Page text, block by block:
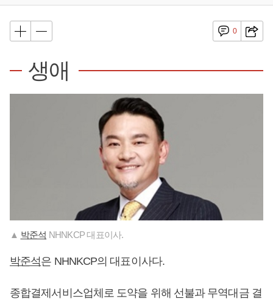
0
생애
▲ 박준석 NHNKCP 대표이사.
박준석은 NHNKCP의 대표이사다.
종합결제서비스업체로 도약을 위해 선불과 무역대금 결